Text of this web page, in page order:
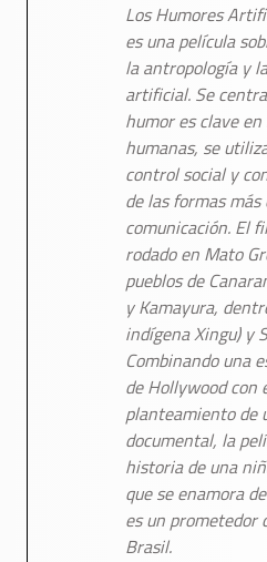
Los Humores
es una película
la antropología y
artificial. Se
humor es clave
humanas, se
control social y
de las formas más
comunicación. El
rodado en Mato
pueblos de
y Kamayura,
indígena Xingu) y
Combinando una
de Hollywood con
planteamiento de
documental, la
historia de una
que se enamora
es un prometedor
Brasil.